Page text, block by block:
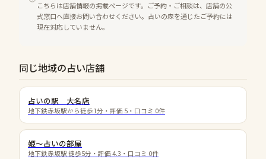
こちらは店舗情報の掲載ページです。ご予約・ご相談は、店舗の公
式窓口へ直接お問い合わせください。占いの森を通じたご予約には
現在対応していません。
同じ地域の占い店舗
占いの駅 大名店
地下鉄赤坂駅から徒歩1分 ・評価 5 ・口コミ 0件
姫〜占いの部屋
地下鉄赤坂駅 徒歩5分 ・評価 4.3 ・口コミ 0件